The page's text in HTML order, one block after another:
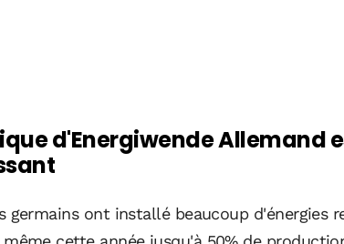
d'Energiwende Allemand
germains ont installé beaucoup d'énergies